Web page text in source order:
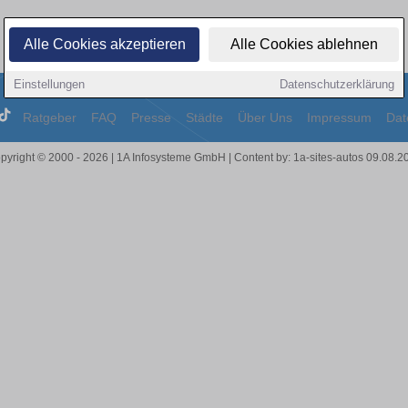
Alle Cookies akzeptieren Alle Cookies ablehnen
Einstellungen Datenschutzerklärung
Ratgeber FAQ Presse Städte Über Uns Impressum
© 2000 - 2026 | 1A Infosysteme GmbH | Content by: 1a-sites-autos